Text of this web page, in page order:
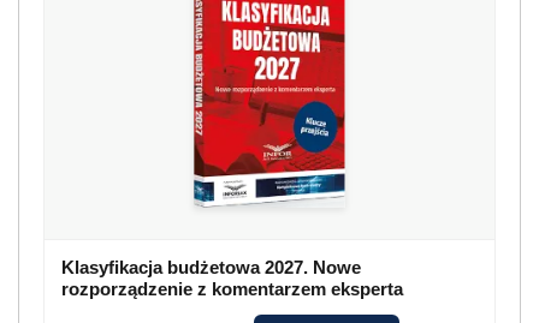
Klasyfikacja budżetowa 2027. Nowe
rozporządzenie z komentarzem eksperta